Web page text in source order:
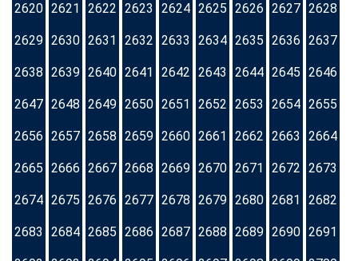
2620 2621 2622 2623 2624 2625 2626 2627 2628
2629 2630 2631 2632 2633 2634 2635 2636 2637
2638 2639 2640 2641 2642 2643 2644 2645 2646
2647 2648 2649 2650 2651 2652 2653 2654 2655
2656 2657 2658 2659 2660 2661 2662 2663 2664
2665 2666 2667 2668 2669 2670 2671 2672 2673
2674 2675 2676 2677 2678 2679 2680 2681 2682
2683 2684 2685 2686 2687 2688 2689 2690 2691